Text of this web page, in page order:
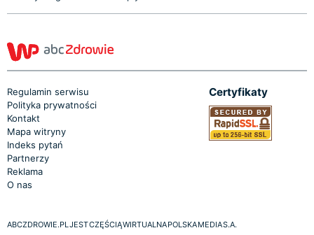
Regulamin serwisu
Polityka prywatności
Kontakt
Mapa witryny
Indeks pytań
Partnerzy
Reklama
O nas
Certyfikaty
ABCZDROWIE.PL JEST CZĘŚCIĄ WIRTUALNA POLSKA MEDIA S.A.